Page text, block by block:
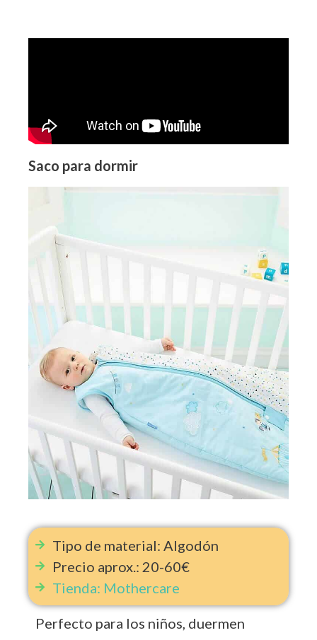
Saco para dormir
Tipo de material: Algodón
Precio aprox.: 20-60€
Tienda: Mothercare
Perfecto para los niños, duermen